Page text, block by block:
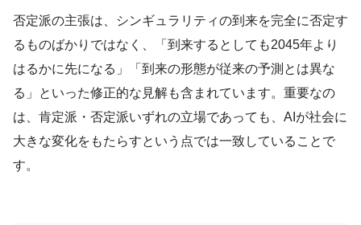
否定派の主張は、シンギュラリティの到来を完全に否定す
るものばかりではなく、「到来するとしても2045年より
はるかに先になる」「到来の形態が従来の予測とは異な
る」といった修正的な見解も含まれています。重要なの
は、肯定派・否定派いずれの立場であっても、AIが社会に
大きな変化をもたらすという点では一致していることで
す。